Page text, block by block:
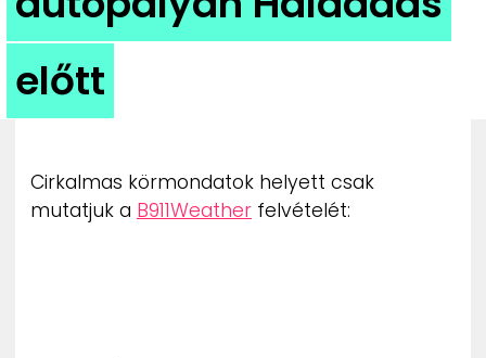
ZENE
előtt
Cirkalmas körmondatok helyett csak
mutatjuk a B911Weather felvételét: